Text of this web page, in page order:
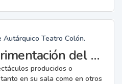
Teatro Colón.
Centro de Experimentación del Teatro Colón: Archivo Gerardo Gandini
producidos o
en su sala como en otros